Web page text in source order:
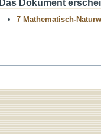
Das Dokument
7 Mathematisch-